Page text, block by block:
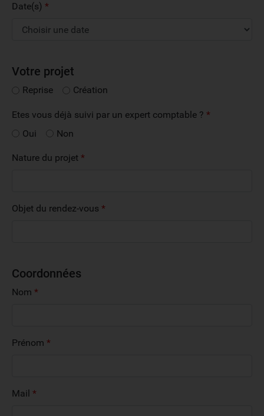
Date(s) *
Votre projet
Reprise Création
Etes vous déjà suivi par un expert comptable ? *
Oui
Non
Nature du projet *
Objet du rendez-vous *
Coordonnées
Nom *
Prénom *
Mail *